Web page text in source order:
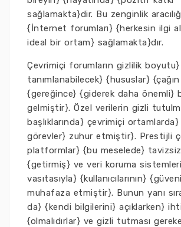
sağlamakta}dir. Bu zenginlik
{İnternet forumları} {herkesin ilgi
ideal bir ortam} sağlamakta}dır.
Çevrimiçi forumların gizlilik boyutu}
tanımlanabilecek} {hususlar}
{gereğince} {giderek daha önemli}
gelmiştir}. Özel verilerin gizli
başlıklarında} çevrimiçi
görevler} zuhur etmiştir}. Prestijli
platformlar} {bu meselede}
{getirmiş} ve veri koruma
vasıtasıyla} {kullanıcılarının}
muhafaza etmiştir}. Bunun yanı
da} {kendi bilgilerini} açıklarken}
{olmalıdırlar} ve gizli tutması